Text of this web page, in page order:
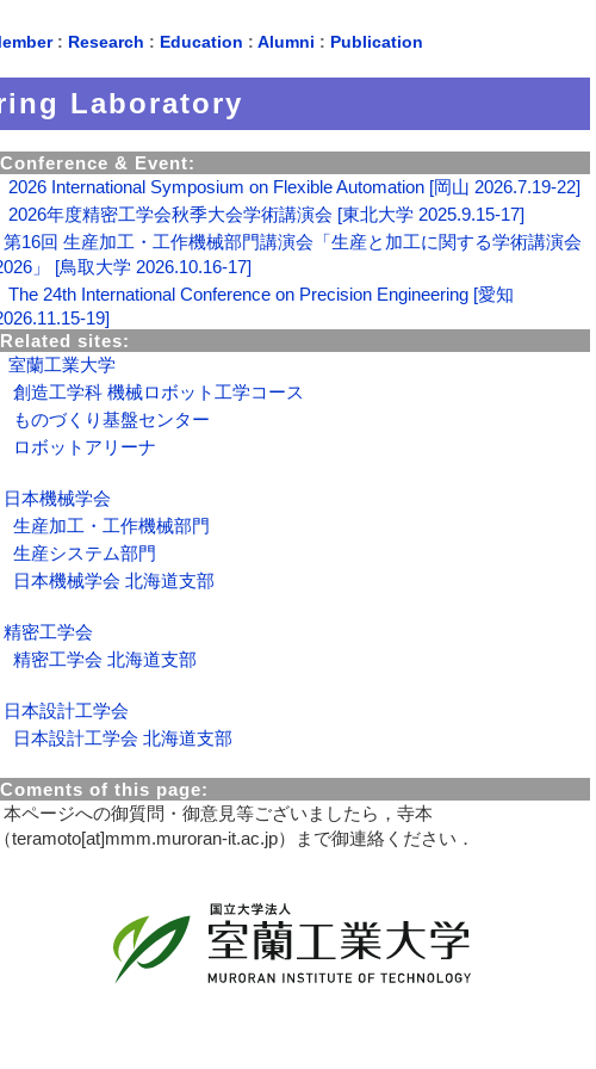
: Research : Education : Alumni : Publication
Laboratory
Conference & Event:
2026 International Symposium on Flexible Automation [岡山 2026.7.19-22]
2026年度精密工学会秋季大会学術講演会 [東北大学 2025.9.15-17]
第16回 生産加工・工作機械部門講演会「生産と加工に関する学術講演会
」 [鳥取大学 2026.10.16-17]
The 24th International Conference on Precision Engineering [愛知
19]
Related sites:
室蘭工業大学
創造工学科 機械ロボット工学コース
ものづくり基盤センター
ロボットアリーナ
日本機械学会
生産加工・工作機械部門
生産システム部門
日本機械学会 北海道支部
精密工学会
精密工学会 北海道支部
日本設計工学会
日本設計工学会 北海道支部
Coments of this page:
本ページへの御質問・御意見等ございましたら，寺本
（teramoto[at]mmm.muroran-it.ac.jp）まで御連絡ください．